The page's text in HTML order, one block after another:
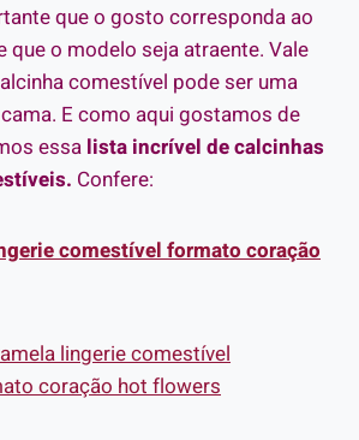
que o gosto corresponda ao
que o modelo seja atraente. Vale
comestível pode ser uma
E como aqui gostamos de
essa lista incrível de calcinhas
Confere:
comestível formato coração